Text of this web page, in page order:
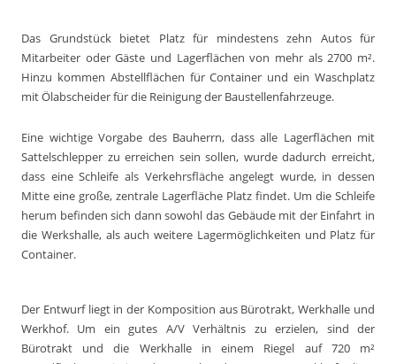
Das Grundstück bietet Platz für mindestens zehn Autos für
Mitarbeiter oder Gäste und Lagerflächen von mehr als 2700 m².
Hinzu kommen Abstellflächen für Container und ein Waschplatz
mit Ölabscheider für die Reinigung der Baustellenfahrzeuge.
Eine wichtige Vorgabe des Bauherrn, dass alle Lagerflächen mit
Sattelschlepper zu erreichen sein sollen, wurde dadurch erreicht,
dass eine Schleife als Verkehrsfläche angelegt wurde, in dessen
Mitte eine große, zentrale Lagerfläche Platz findet. Um die Schleife
herum befinden sich dann sowohl das Gebäude mit der Einfahrt in
die Werkshalle, als auch weitere Lagermöglichkeiten und Platz für
Container.
Der Entwurf liegt in der Komposition aus Bürotrakt, Werkhalle und
Werkhof. Um ein gutes A/V Verhältnis zu erzielen, sind der
Bürotrakt und die Werkhalle in einem Riegel auf 720 m²